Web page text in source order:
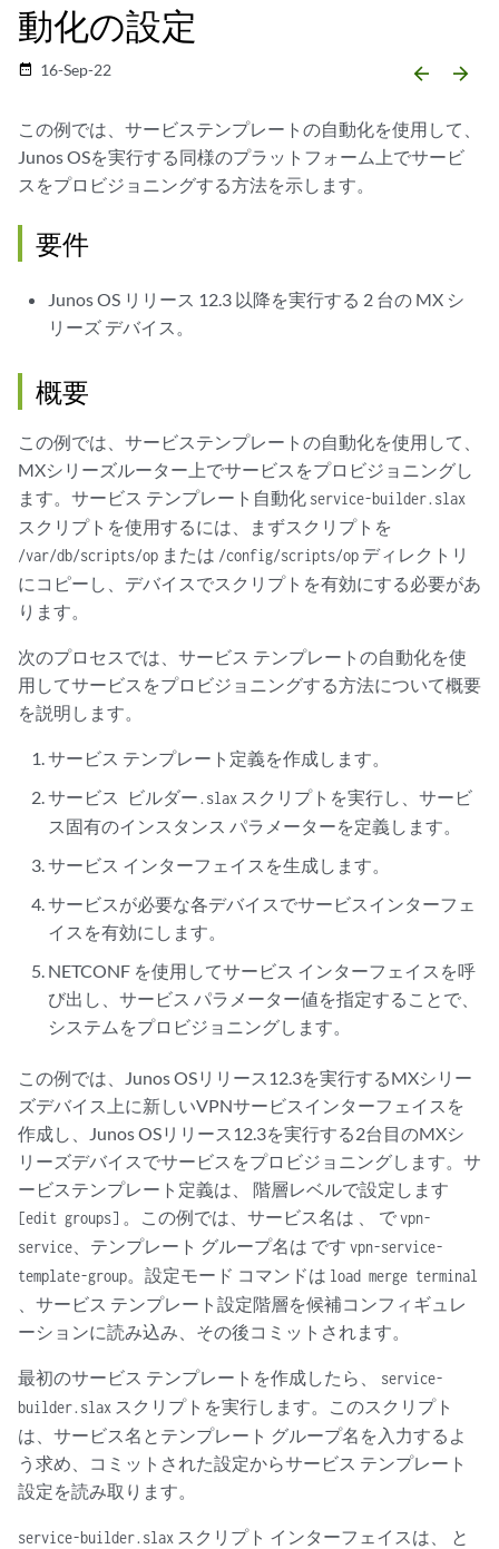
動化の設定
date_range 16-Sep-22 arrow_backward arrow_forward
この例では、サービステンプレートの自動化を使用して、
Junos OSを実行する同様のプラットフォーム上でサービ
スをプロビジョニングする方法を示します。
要件
Junos OS リリース 12.3 以降を実行する 2 台の MX シ
リーズ デバイス。
概要
この例では、サービステンプレートの自動化を使用して、
MXシリーズルーター上でサービスをプロビジョニングし
ます。サービス テンプレート自動化 service-builder.slax
スクリプトを使用するには、まずスクリプトを
/var/db/scripts/op または /config/scripts/op ディレクトリ
にコピーし、デバイスでスクリプトを有効にする必要があ
ります。
次のプロセスでは、サービス テンプレートの自動化を使
用してサービスをプロビジョニングする方法について概要
を説明します。
サービス テンプレート定義を作成します。
サービス ビルダー.slax スクリプトを実行し、サービ
ス固有のインスタンス パラメーターを定義します。
サービス インターフェイスを生成します。
サービスが必要な各デバイスでサービスインターフェ
イスを有効にします。
NETCONF を使用してサービス インターフェイスを呼
び出し、サービス パラメーター値を指定することで、
システムをプロビジョニングします。
この例では、Junos OSリリース12.3を実行するMXシリー
ズデバイス上に新しいVPNサービスインターフェイスを
作成し、Junos OSリリース12.3を実行する2台目のMXシ
リーズデバイスでサービスをプロビジョニングします。サ
ービステンプレート定義は、 階層レベルで設定します
[edit groups] 。この例では、サービス名は 、 でvpn-
service 、テンプレート グループ名は です vpn-service-
template-group。設定モード コマンドは load merge terminal
、サービス テンプレート設定階層を候補コンフィギュレ
ーションに読み込み、その後コミットされます。
最初のサービス テンプレートを作成したら、
service-
builder.slax スクリプトを実行します。このスクリプト
は、サービス名とテンプレート グループ名を入力するよ
う求め、コミットされた設定からサービス テンプレート
設定を読み取ります。
service-builder.slax スクリプト インターフェイスは、 と